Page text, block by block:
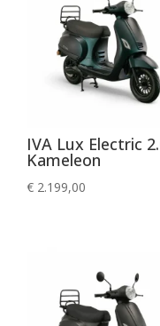
IVA Lux Electric
Kameleon
€ 2.199,00